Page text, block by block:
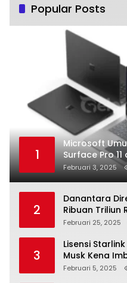
Popular Posts
1
Microsoft
Surface Pro
Februari 3, 2025
2
Danantara
Ribuan Triliun
Februari 25, 2025
3
Lisensi
Musk Kena
Februari 5, 2025